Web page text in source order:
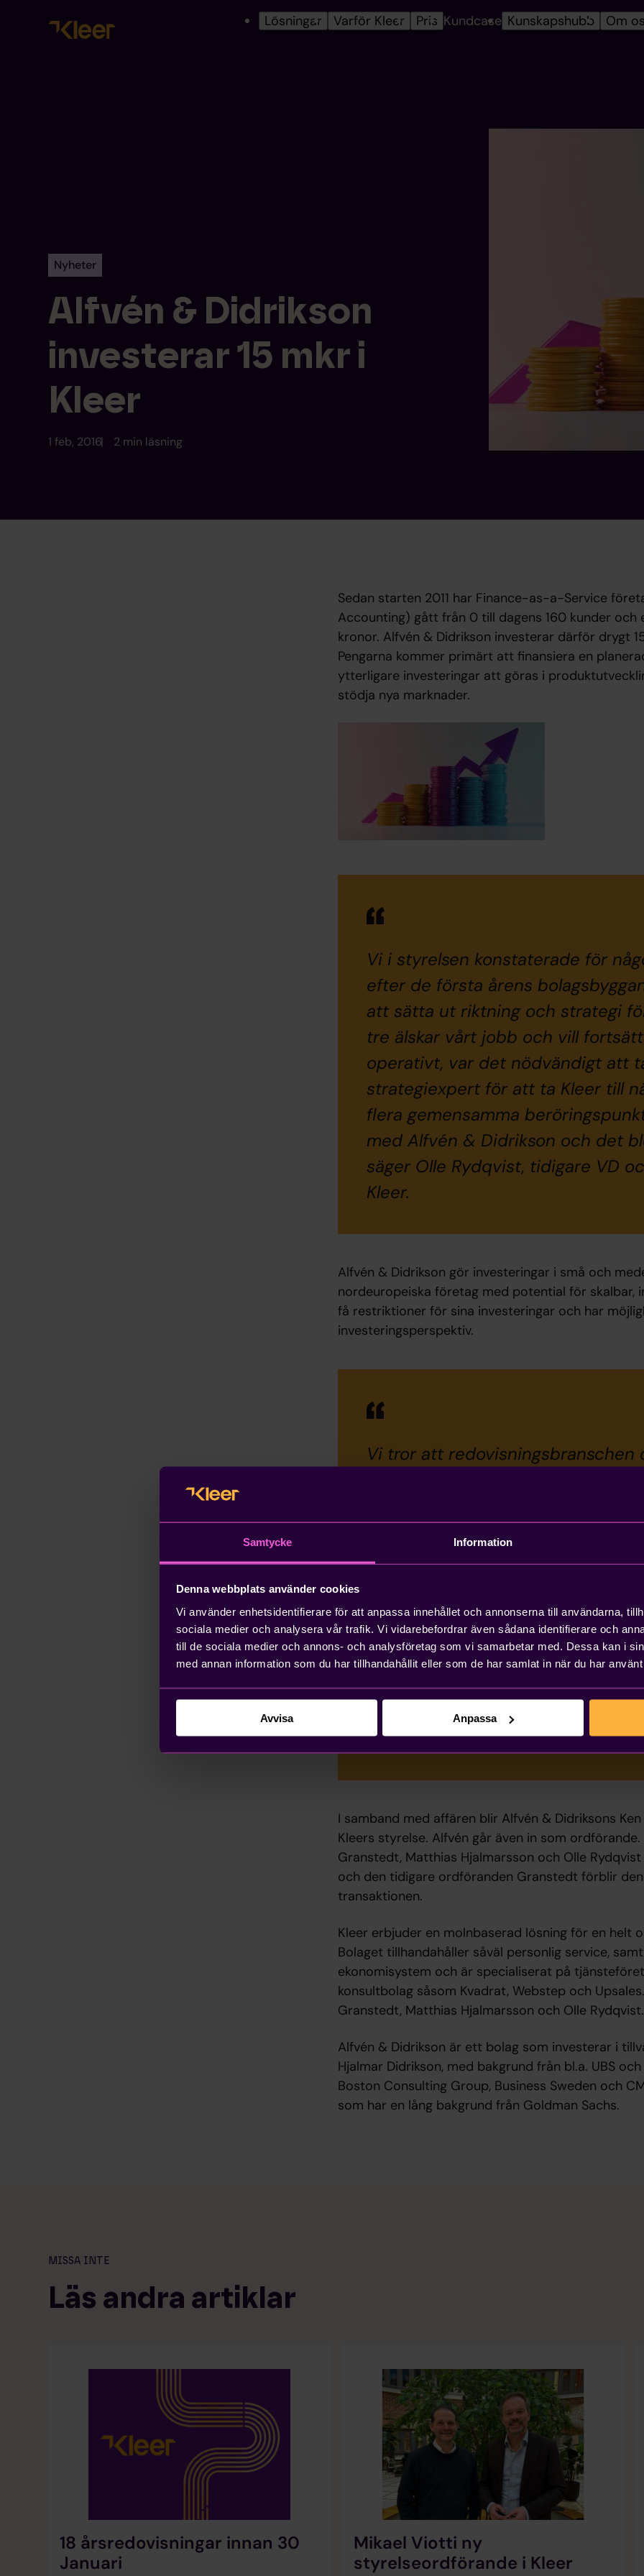
Samtycke Information
Denna webbplats använder cookies
Vi använder enhetsidentifierare för att anpassa innehållet och annonserna till användarna,
sociala medier och analysera vår trafik. Vi vidarebefordrar även sådana identifierare och
till de sociala medier och annons- och analysföretag som vi samarbetar med. Dessa kan i
med annan information som du har tillhandahållit eller som de har samlat in när du har
Avvisa Anpassa
Lösningar Varför Kleer Pris Kundcase Kunskapshubb Om
Nyheter
Alfvén & Didrikson
investerar 15 mkr i
Kleer
1 feb, 2016 2 min läsning
Sedan starten 2011 har Finance-as-a-Service
Accounting) gått från 0 till dagens 160 kunder och
kronor. Alfvén & Didrikson investerar därför drygt
Pengarna kommer primärt att finansiera en
ytterligare investeringar att göras i
stödja nya marknader.
Vi i styrelsen konstaterade för
efter de första årens
att sätta ut riktning och strategi
tre älskar vårt jobb och vill
operativt, var det nödvändigt att
strategiexpert för att ta Kleer till
flera gemensamma
med Alfvén & Didrikson och det
säger Olle Rydqvist, tidigare VD
Kleer.
Alfvén & Didrikson gör investeringar i små och
nordeuropeiska företag med potential för skalbar,
få restriktioner för sina investeringar och har
investeringsperspektiv.
Vi tror att redovisningsbranschen
kommer att genomgå en stor
digitalisering och automatisering.
leda denna förändring genom sin
optimerade tjänsteprocesser. Vi
tillsammans med Kleers
och avskaffa pappersbokföringen
tjänstebolag att bli effektivare
sin verksamhet, säger Måns
& Didrikson.
I samband med affären blir Alfvén & Didriksons
Kleers styrelse. Alfvén går även in som
Granstedt, Matthias Hjalmarsson och Olle
och den tidigare ordföranden Granstedt förblir
transaktionen.
Kleer erbjuder en molnbaserad lösning för en helt
Bolaget tillhandahåller såväl personlig service,
ekonomisystem och är specialiserat på
konsultbolag såsom Kvadrat, Webstep och
Granstedt, Matthias Hjalmarsson och Olle Rydqvist.
Alfvén & Didrikson är ett bolag som investerar i
Hjalmar Didrikson, med bakgrund från bl.a. UBS
Boston Consulting Group, Business Sweden och
som har en lång bakgrund från Goldman Sachs.
MISSA INTE
Läs andra artiklar
18 årsredovisningar innan 30
Januari
Mikael Viotti ny
styrelseordförande i Kleer